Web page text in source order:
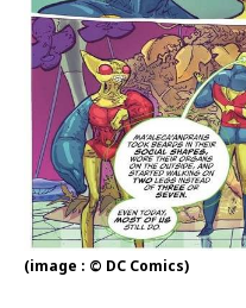
(image : © DC Comics)